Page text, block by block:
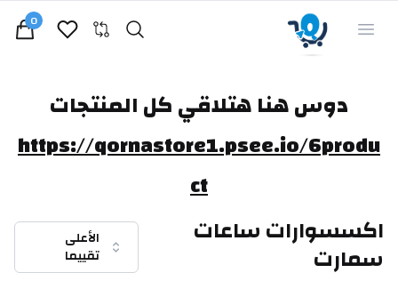
Open menu
Search
0
bag
دوس هنا هتلاقي كل المنتجات
https://qornastore1.psee.io/6produ
ct
اكسسوارات ساعات
سمارت
الأعلى
تقييما